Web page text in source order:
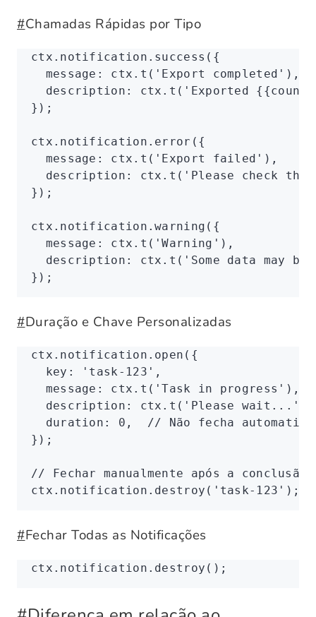
#Chamadas Rápidas por Tipo
ctx . notification .success ({
  message
: ctx .t ( 'Export completed' ) ,
  description
: ctx .t ( 'Exported
});
ctx . notification .error ({
  message
: ctx .t ( 'Export failed' ) ,
  description
: ctx .t ( 'Please check
});
ctx . notification .warning ({
  message
: ctx .t ( 'Warning' ) ,
  description
: ctx .t ( 'Some data may
});
#Duração e Chave Personalizadas
ctx . notification .open ({
  key
: 'task-123' ,
  message
: ctx .t ( 'Task in progress' ) ,
  description
: ctx .t ( 'Please wait...'
  duration
: 0 ,
// Não fecha
});
// Fechar manualmente após a
ctx . notification .destroy ( 'task-123' );
#Fechar Todas as Notificações
ctx . notification .destroy ();